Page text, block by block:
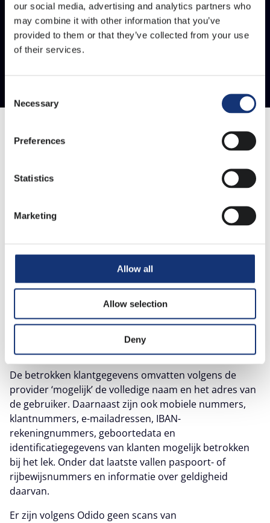
our social media, advertising and analytics partners who
may combine it with other information that you’ve
provided to them or that they’ve collected from your use
of their services.
Selection
Necessary
Preferences
Statistics
Marketing
Allow all
Allow selection
Deny
een grote cyberaanval. Cybercriminelen
hebben toegang gehad tot een bestand met
gegevens van 6,2 miljoen klanten, zegt een
woordvoerder van Odido. Heb jij bericht
bij het datalek? Let de komende tijd dan
extra goed op phishing. In dit artikel leggen
we je uit hoe je phishing kunt herkennen.
Welke data hebben de criminelen in
handen?
De betrokken klantgegevens omvatten volgens de
provider ‘mogelijk’ de volledige naam en het adres van
de gebruiker. Daarnaast zijn ook mobiele nummers,
klantnummers, e-mailadressen, IBAN-
rekeningnummers, geboortedata en
identificatiegegevens van klanten mogelijk betrokken
bij het lek. Onder dat laatste vallen paspoort- of
rijbewijsnummers en informatie over geldigheid
daarvan.
Er zijn volgens Odido geen scans van